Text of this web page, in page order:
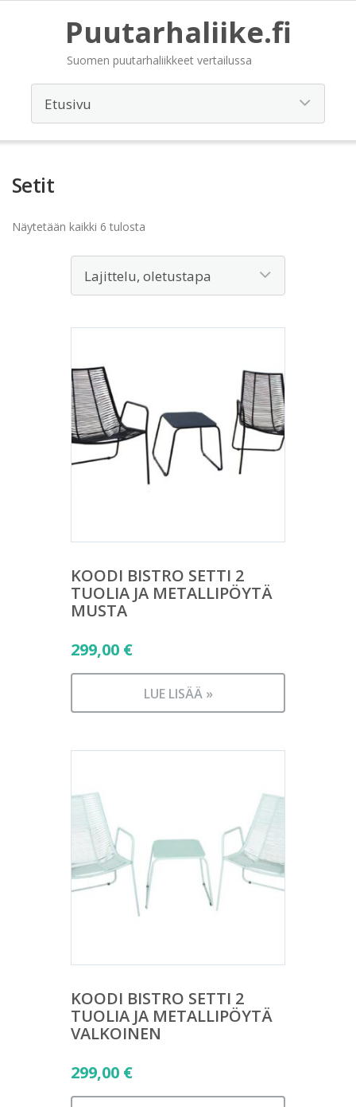
Puutarhaliike.fi
Suomen puutarhaliikkeet vertailussa
Setit
Näytetään kaikki 6 tulosta
KOODI BISTRO SETTI 2
TUOLIA JA METALLIPÖYTÄ
MUSTA
299,00 €
LUE LISÄÄ »
KOODI BISTRO SETTI 2
TUOLIA JA METALLIPÖYTÄ
VALKOINEN
299,00 €